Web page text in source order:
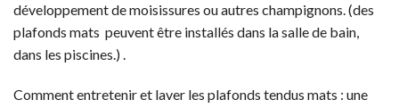
développement de moisissures ou autres champignons. (des
plafonds mats peuvent être installés dans la salle de bain,
dans les piscines.) .
Comment entretenir et laver les plafonds tendus mats : une